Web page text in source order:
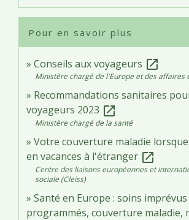
Pour en savoir plus
Conseils aux voyageurs open_in_new
Ministère chargé de l'Europe et des affaires
Recommandations sanitaires
voyageurs 2023 open_in_new
Ministère chargé de la santé
Votre couverture maladie
en vacances à l'étranger open_in_new
Centre des liaisons européennes et
sociale (Cleiss)
Santé en Europe : soins
programmés, couverture maladie,